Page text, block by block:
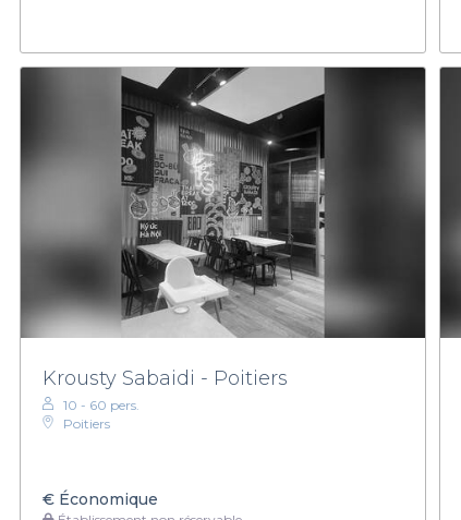
Krousty Sabaidi - Poitiers
10 - 60 pers.
Poitiers
€ Économique